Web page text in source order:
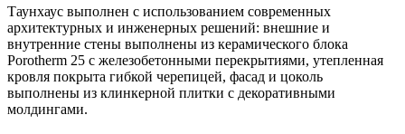
Таунхаус выполнен с использованием современных
архитектурных и инженерных решений: внешние и
внутренние стены выполнены из керамического блока
Porotherm 25 с железобетонными перекрытиями, утепленная
кровля покрыта гибкой черепицей, фасад и цоколь
выполнены из клинкерной плитки с декоративными
молдингами.